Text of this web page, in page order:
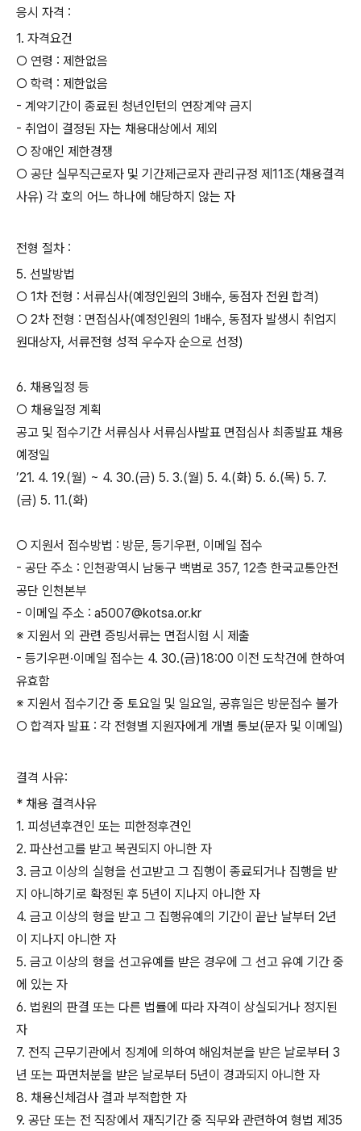
응시 자격 :
1. 자격요건
○ 연령 : 제한없음
○ 학력 : 제한없음
- 계약기간이 종료된 청년인턴의 연장계약 금지
- 취업이 결정된 자는 채용대상에서 제외
○ 장애인 제한경쟁
○ 공단 실무직근로자 및 기간제근로자 관리규정 제11조(채용결격
사유) 각 호의 어느 하나에 해당하지 않는 자
전형 절차 :
5. 선발방법
○ 1차 전형 : 서류심사(예정인원의 3배수, 동점자 전원 합격)
○ 2차 전형 : 면접심사(예정인원의 1배수, 동점자 발생시 취업지
원대상자, 서류전형 성적 우수자 순으로 선정)
6. 채용일정 등
○ 채용일정 계획
공고 및 접수기간 서류심사 서류심사발표 면접심사 최종발표 채용
예정일
’21. 4. 19.(월) ~ 4. 30.(금) 5. 3.(월) 5. 4.(화) 5. 6.(목) 5. 7.
(금) 5. 11.(화)
○ 지원서 접수방법 : 방문, 등기우편, 이메일 접수
- 공단 주소 : 인천광역시 남동구 백범로 357, 12층 한국교통안전
공단 인천본부
- 이메일 주소 : a5007@kotsa.or.kr
※ 지원서 외 관련 증빙서류는 면접시험 시 제출
- 등기우편·이메일 접수는 4. 30.(금)18:00 이전 도착건에 한하여
유효함
※ 지원서 접수기간 중 토요일 및 일요일, 공휴일은 방문접수 불가
○ 합격자 발표 : 각 전형별 지원자에게 개별 통보(문자 및 이메일)
결격 사유:
* 채용 결격사유
1. 피성년후견인 또는 피한정후견인
2. 파산선고를 받고 복권되지 아니한 자
3. 금고 이상의 실형을 선고받고 그 집행이 종료되거나 집행을 받
지 아니하기로 확정된 후 5년이 지나지 아니한 자
4. 금고 이상의 형을 받고 그 집행유예의 기간이 끝난 날부터 2년
이 지나지 아니한 자
5. 금고 이상의 형을 선고유예를 받은 경우에 그 선고 유예 기간 중
에 있는 자
6. 법원의 판결 또는 다른 법률에 따라 자격이 상실되거나 정지된
자
7. 전직 근무기관에서 징계에 의하여 해임처분을 받은 날로부터 3
년 또는 파면처분을 받은 날로부터 5년이 경과되지 아니한 자
8. 채용신체검사 결과 부적합한 자
9. 공단 또는 전 직장에서 재직기간 중 직무와 관련하여 형법 제35